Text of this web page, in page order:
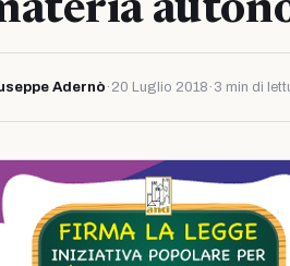
Adernò · 20 Luglio 2018 · 3 min di